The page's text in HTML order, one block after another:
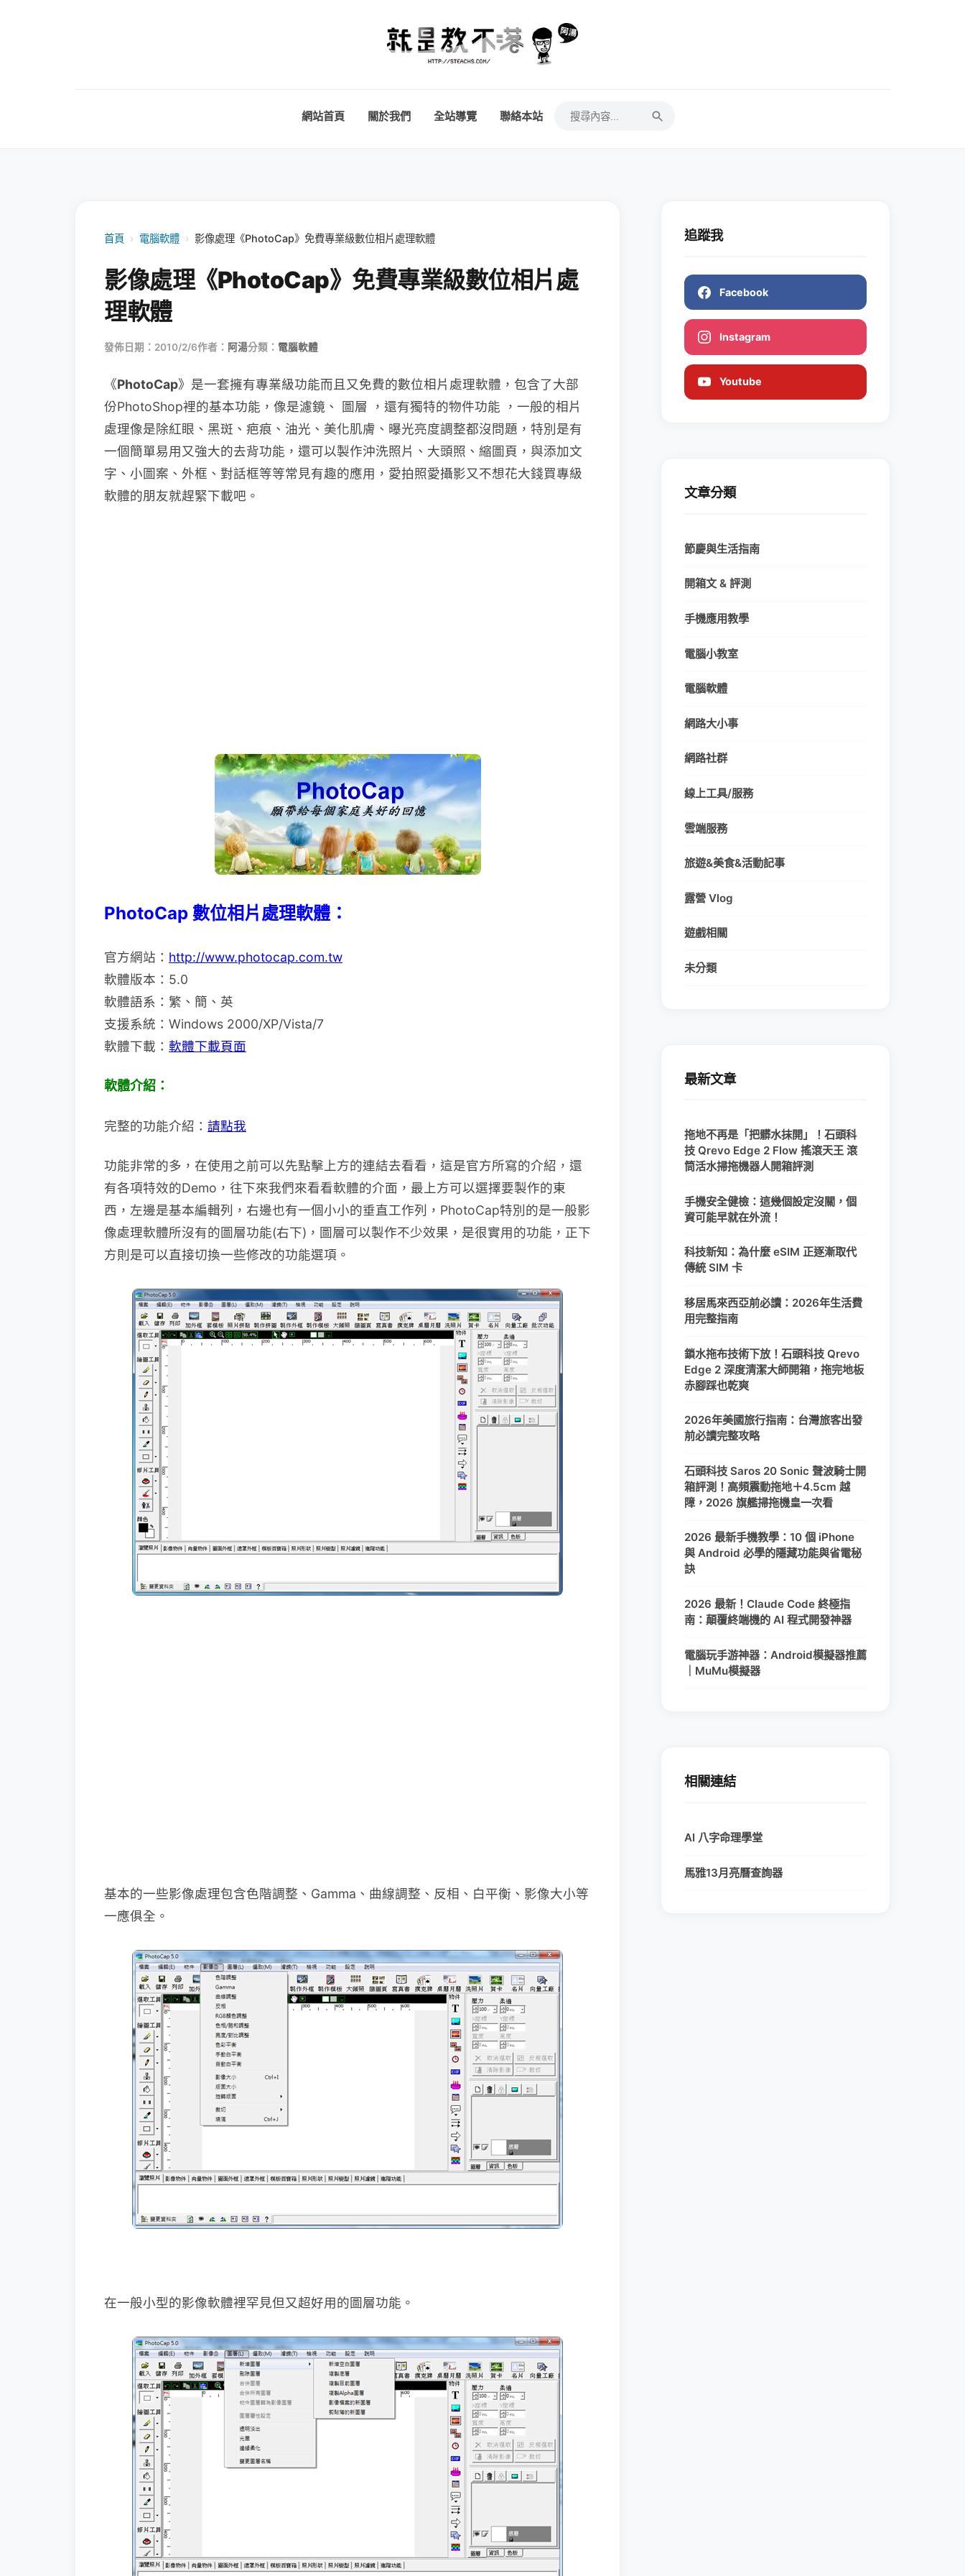
網站首頁 關於我們 全站導覽 聯絡本站
首頁 › 電腦軟體 › 影像處理《PhotoCap》免費專業級數位相片處理軟體
影像處理《PhotoCap》免費專業級數位相片處
理軟體
發佈日期：2010/2/6作者： 阿湯分類： 電腦軟體
《PhotoCap》是一套擁有專業級功能而且又免費的數位相片處理軟體，包含了大部
份PhotoShop裡的基本功能，像是濾鏡、 圖層 ，還有獨特的物件功能 ，一般的相片
處理像是除紅眼、黑斑、疤痕、油光、美化肌膚、曝光亮度調整都沒問題，特別是有
一個簡單易用又強大的去背功能，還可以製作沖洗照片、大頭照、縮圖頁，與添加文
字、小圖案、外框、對話框等等常見有趣的應用，愛拍照愛攝影又不想花大錢買專級
軟體的朋友就趕緊下載吧。
PhotoCap 數位相片處理軟體：
官方網站： http://www.photocap.com.tw
軟體版本：5.0
軟體語系：繁、簡、英
支援系統：Windows 2000/XP/Vista/7
軟體下載： 軟體下載頁面
軟體介紹：
完整的功能介紹： 請點我
功能非常的多，在使用之前可以先點擊上方的連結去看看，這是官方所寫的介紹，還
有各項特效的Demo，往下來我們來看看軟體的介面，最上方可以選擇要製作的東
西，左邊是基本編輯列，右邊也有一個小小的垂直工作列，PhotoCap特別的是一般影
像處理軟體所沒有的圖層功能(右下)，圖層可以製作不少效果，是很實用的功能，正下
方則是可以直接切換一些修改的功能選項。
基本的一些影像處理包含色階調整、Gamma、曲線調整、反相、白平衡、影像大小等
一應俱全。
在一般小型的影像軟體裡罕見但又超好用的圖層功能。
追蹤我
Facebook
Instagram
Youtube
文章分類
節慶與生活指南
開箱文 & 評測
手機應用教學
電腦小教室
電腦軟體
網路大小事
網路社群
線上工具/服務
雲端服務
旅遊&美食&活動記事
露營 Vlog
遊戲相關
未分類
最新文章
拖地不再是「把髒水抹開」！石頭科
技 Qrevo Edge 2 Flow 搖滾天王 滾
筒活水掃拖機器人開箱評測
手機安全健檢：這幾個設定沒關，個
資可能早就在外流！
科技新知：為什麼 eSIM 正逐漸取代
傳統 SIM 卡
移居馬來西亞前必讀：2026年生活費
用完整指南
鎖水拖布技術下放！石頭科技 Qrevo
Edge 2 深度清潔大師開箱，拖完地板
赤腳踩也乾爽
2026年美國旅行指南：台灣旅客出發
前必讀完整攻略
石頭科技 Saros 20 Sonic 聲波騎士開
箱評測！高頻震動拖地＋4.5cm 越
障，2026 旗艦掃拖機皇一次看
2026 最新手機教學：10 個 iPhone
與 Android 必學的隱藏功能與省電秘
訣
2026 最新！Claude Code 終極指
南：顛覆終端機的 AI 程式開發神器
電腦玩手游神器：Android模擬器推薦
｜MuMu模擬器
相關連結
AI 八字命理學堂
馬雅13月亮曆查詢器